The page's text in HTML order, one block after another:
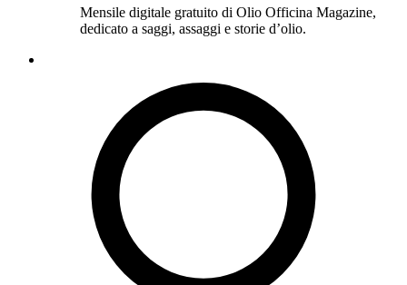
Mensile digitale gratuito di Olio Officina Magazine,
dedicato a saggi, assaggi e storie d’olio.